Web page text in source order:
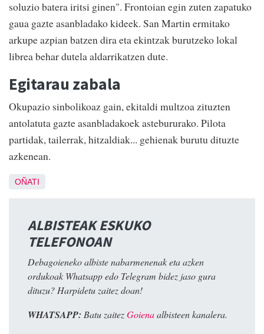
soluzio batera iritsi ginen". Frontoian egin zuten zapatuko
gaua gazte asanbladako kideek. San Martin ermitako
arkupe azpian batzen dira eta ekintzak burutzeko lokal
librea behar dutela aldarrikatzen dute.
Egitarau zabala
Okupazio sinbolikoaz gain, ekitaldi multzoa zituzten
antolatuta gazte asanbladakoek astebururako. Pilota
partidak, tailerrak, hitzaldiak... gehienak burutu dituzte
azkenean.
OÑATI
ALBISTEAK ESKUKO
TELEFONOAN
Debagoieneko albiste nabarmenenak eta azken
ordukoak Whatsapp edo Telegram bidez jaso gura
dituzu? Harpidetu zaitez doan!
WHATSAPP: Batu zaitezGoienaalbisteen kanalera.